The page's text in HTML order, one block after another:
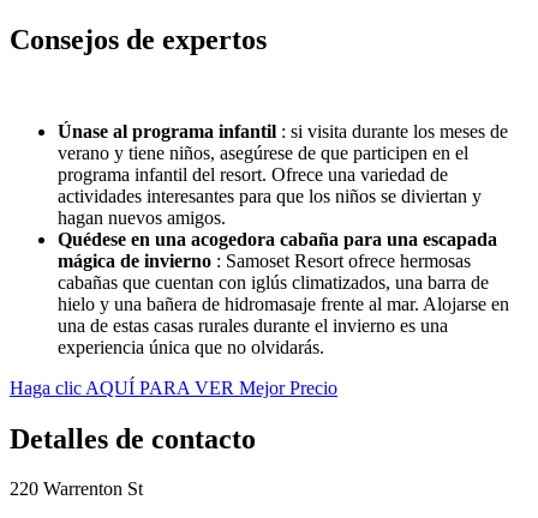
Consejos de expertos
Únase al programa infantil : si visita durante los meses de
verano y tiene niños, asegúrese de que participen en el
programa infantil del resort. Ofrece una variedad de
actividades interesantes para que los niños se diviertan y
hagan nuevos amigos.
Quédese en una acogedora cabaña para una escapada
mágica de invierno : Samoset Resort ofrece hermosas
cabañas que cuentan con iglús climatizados, una barra de
hielo y una bañera de hidromasaje frente al mar. Alojarse en
una de estas casas rurales durante el invierno es una
experiencia única que no olvidarás.
Haga clic AQUÍ PARA VER Mejor Precio
Detalles de contacto
220 Warrenton St